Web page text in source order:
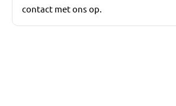
contact met ons op.